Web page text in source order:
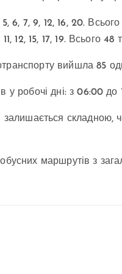
6, 7, 9, 12, 16, 20.
12, 15, 17, 19. Всього 48
вийшла 85
у робочі дні: з 06:00 до
залишається складною,
маршрутів з